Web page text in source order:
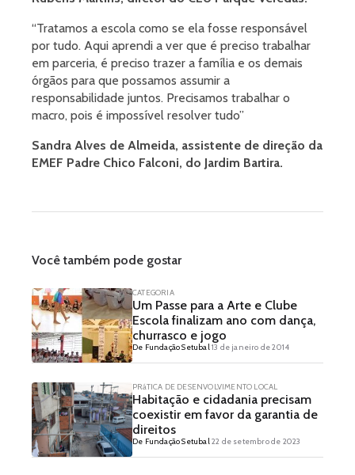
“Tratamos a escola como se ela fosse responsável
por tudo. Aqui aprendi a ver que é preciso trabalhar
em parceria, é preciso trazer a família e os demais
órgãos para que possamos assumir a
responsabilidade juntos. Precisamos trabalhar o
macro, pois é impossível resolver tudo”
Sandra Alves de Almeida, assistente de direção da
EMEF Padre Chico Falconi, do Jardim Bartira.
Você também pode gostar
CATEGORIA
Um Passe para a Arte e Clube
Escola finalizam ano com dança,
churrasco e jogo
De Fundação Setubal13 de janeiro de 2014
PRáTICA DE DESENVOLVIMENTO LOCAL
Habitação e cidadania precisam
coexistir em favor da garantia de
direitos
De Fundação Setubal22 de setembro de 2023